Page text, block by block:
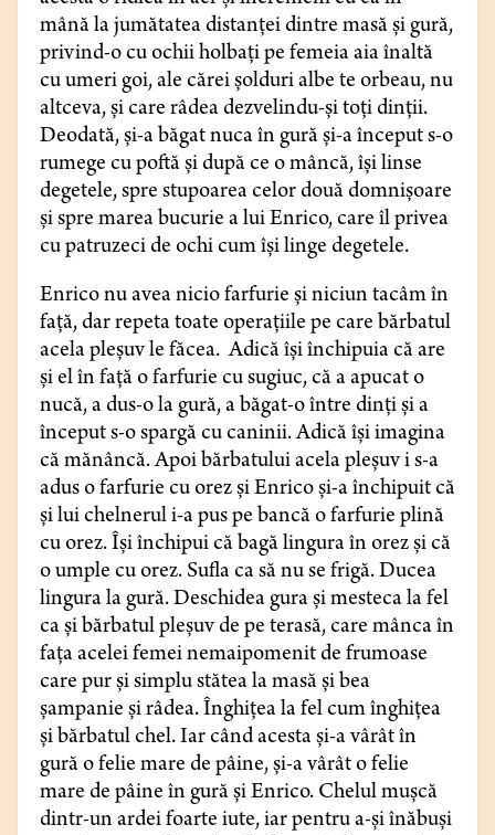
mână la jumătatea distanței dintre masă și gură,
privind-o cu ochii holbați pe femeia aia înaltă
cu umeri goi, ale cărei șolduri albe te orbeau, nu
altceva, și care râdea dezvelindu-și toți dinții.
Deodată, și-a băgat nuca în gură și-a început s-o
rumege cu poftă şi după ce o mâncă, își linse
degetele, spre stupoarea celor două domnișoare
și spre marea bucurie a lui Enrico, care îl privea
cu patruzeci de ochi cum își linge degetele.
Enrico nu avea nicio farfurie şi niciun tacâm în
faţă, dar repeta toate operaţiile pe care bărbatul
acela pleșuv le făcea. Adică își închipuia că are
și el în față o farfurie cu sugiuc, că a apucat o
nucă, a dus-o la gură, a băgat-o între dinți și a
început s-o spargă cu caninii. Adică îşi imagina
că mănâncă. Apoi bărbatului acela pleșuv i s-a
adus o farfurie cu orez și Enrico și-a închipuit că
și lui chelnerul i-a pus pe bancă o farfurie plină
cu orez. Îşi închipui că bagă lingura în orez şi că
o umple cu orez. Sufla ca să nu se frigă. Ducea
lingura la gură. Deschidea gura şi mesteca la fel
ca și bărbatul pleșuv de pe terasă, care mânca în
fața acelei femei nemaipomenit de frumoase
care pur și simplu stătea la masă și bea
șampanie și râdea. Înghiţea la fel cum înghiţea
şi bărbatul chel. Iar când acesta și-a vârât în
gură o felie mare de pâine, și-a vârât o felie
mare de pâine în gură și Enrico. Chelul muşcă
dintr-un ardei foarte iute, iar pentru a-şi înăbuşi